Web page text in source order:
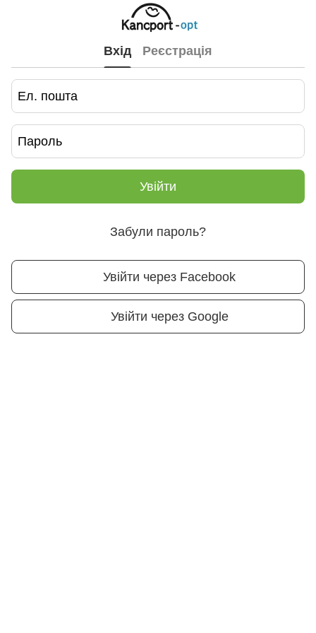
Вхід Реєстрація
Увійти
Забули пароль?
Увійти через Facebook
Увійти через Google